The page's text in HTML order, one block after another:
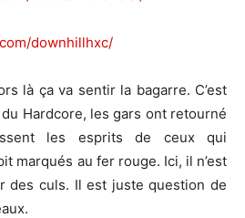
downhillhxc/
là ça va sentir la bagarre. C’est
Hardcore, les gars ont retourné
les esprits de ceux qui
marqués au fer rouge. Ici, il n’est
des culs. Il est juste question de